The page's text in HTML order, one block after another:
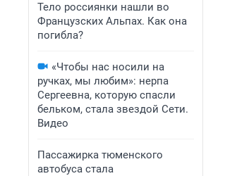
Тело россиянки нашли во
Французских Альпах. Как она
погибла?
«Чтобы нас носили на
ручках, мы любим»: нерпа
Сергеевна, которую спасли
бельком, стала звездой Сети.
Видео
Пассажирка тюменского
автобуса стала